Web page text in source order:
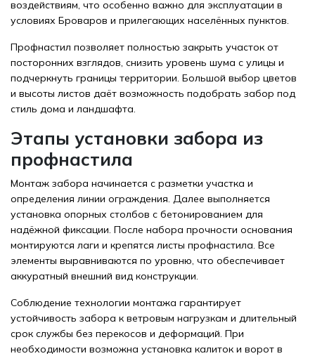
воздействиям, что особенно важно для эксплуатации в
условиях Броваров и прилегающих населённых пунктов.
Профнастил позволяет полностью закрыть участок от
посторонних взглядов, снизить уровень шума с улицы и
подчеркнуть границы территории. Большой выбор цветов
и высоты листов даёт возможность подобрать забор под
стиль дома и ландшафта.
Этапы установки забора из
профнастила
Монтаж забора начинается с разметки участка и
определения линии ограждения. Далее выполняется
установка опорных столбов с бетонированием для
надёжной фиксации. После набора прочности основания
монтируются лаги и крепятся листы профнастила. Все
элементы выравниваются по уровню, что обеспечивает
аккуратный внешний вид конструкции.
Соблюдение технологии монтажа гарантирует
устойчивость забора к ветровым нагрузкам и длительный
срок службы без перекосов и деформаций. При
необходимости возможна установка калиток и ворот в